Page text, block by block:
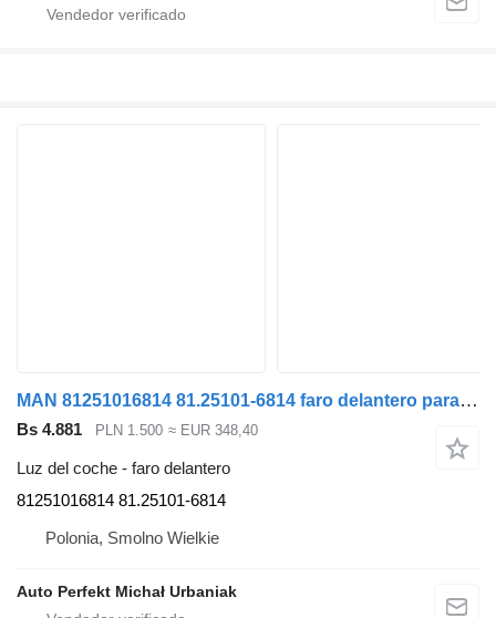
MAN 81251016814 81.25101-6814 faro delantero para MAN TGX TGS TG3 TGL TGM cabeza tractora
Bs 4.881 PLN 1.500 ≈ EUR 348,40
Luz del coche - faro delantero
81251016814 81.25101-6814
Polonia, Smolno Wielkie
Auto Perfekt Michał Urbaniak